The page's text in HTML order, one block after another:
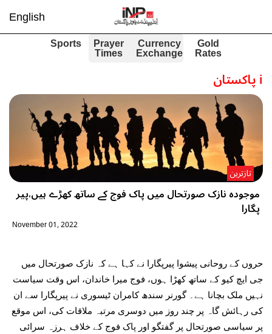
English
Gold
Rates
Currency
Exchange
Prayer
Times
Sports
iپاکستان
موجودہ نازک صورتحال میں پاک فوج کے ساتھ کھڑے ہیں،پیر
پگارا
تازترین
November 01, 2022
حروں کے روحانی پیشوا پیرپگارا نے کہا ہے کہ نازک صورتحال میں
جی ایچ کیو کے ساتھ کھڑا ہوں، فوج میرا خاندان، اس وقت سیاست
نہیں ملک بچانا ہے۔ گورنر سندھ کامران ٹیسوری نے پیرپگارا سے ان
کی رہائش گاہ پر چند روز میں دوسری مرتبہ ملاقات کی، اس موقع
پر سیاسی صورتحال پر گفتگو اور پاک فوج کے خلاف ہرزہ سرائی